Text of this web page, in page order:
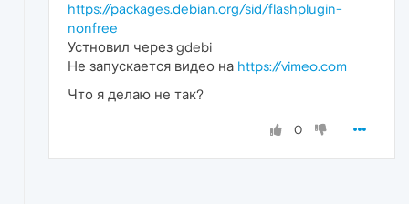
https://packages.debian.org/sid/flashplugin-
nonfree
Устновил через gdebi
Не запускается видео на https://vimeo.com
Что я делаю не так?
0